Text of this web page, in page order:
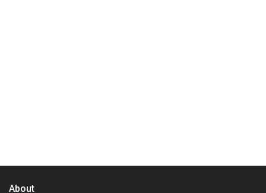
About